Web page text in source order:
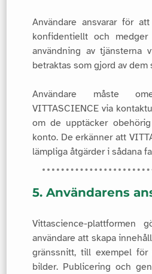
Användare ansvarar för
konfidentiellt och
användning av tjänsterna
betraktas som gjord av dem
Användare måste
VITTASCIENCE via
om de upptäcker
konto. De erkänner att
lämpliga åtgärder i sådana
5. Användarens
Vittascience-
användare att skapa
gränssnitt, till exempel
bilder. Publicering och